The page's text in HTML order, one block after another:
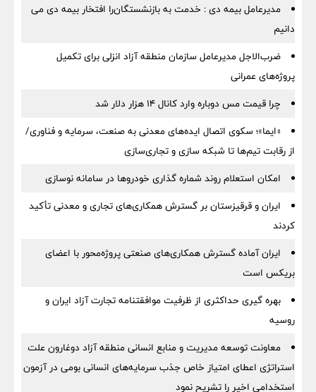
مدیرعامل بیمه دی : خدمت به بازنشستگان‌را افتخار بیمه دی می
دانیم
ضرب‌الاجل مدیرعامل سازمان منطقه آزاد انزلی برای تكمیل
پروژه‌های عمرانی
چرا قیمت مس دوباره وارد کانال ۱۴ هزار دلار شد
«ایما»؛ سکوی اتصال ایده‌های معدنی به صنعت، سرمایه و فناوری/
از رقابت تیم‌ها تا شبکه سازی و تجاری‌سازی
امکان استعلام روند شماره گذاری خودروها در سامانه نوسازی
ایران و قرقیزستان بر گسترش همکاری‌های تجاری و معدنی تأکید
کردند
ایران آماده گسترش همکاری‌های صنعتی پروژه‌محور با اعضای
بریکس است
بهره گیری حداکثری از ظرفیت موافقتنامه تجارت آزاد ایران و
روسیه
معاونت توسعه مدیریت و منابع انسانی منطقه آزاد دوغارون علت
استراتژی اعطای امتیاز خاص جذب سرمایه‌های انسانی بومی در آزمون
استخدامی اخیر را تشریح نمود